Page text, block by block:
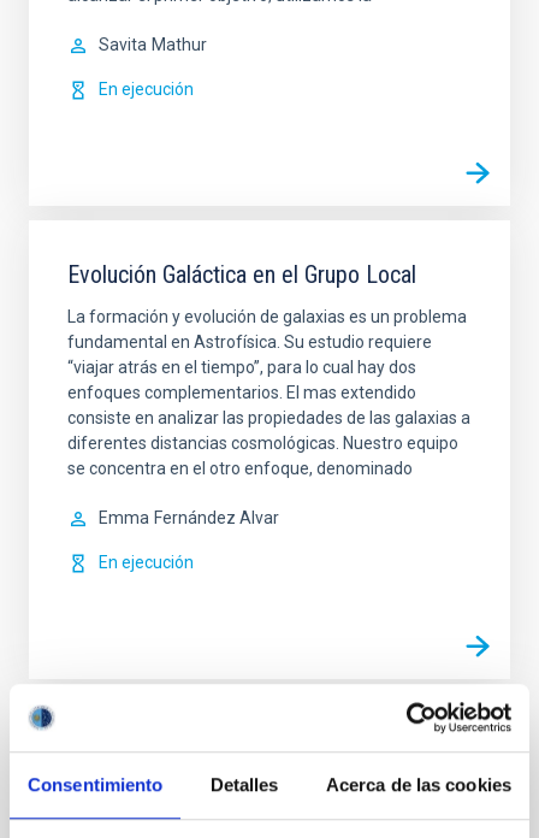
Consentimiento Detalles Acerca de las cookies
Savita Mathur
En ejecución
Evolución Galáctica en el Grupo Local
La formación y evolución de galaxias es un problema
fundamental en Astrofísica. Su estudio requiere
“viajar atrás en el tiempo”, para lo cual hay dos
enfoques complementarios. El mas extendido
consiste en analizar las propiedades de las galaxias a
diferentes distancias cosmológicas. Nuestro equipo
se concentra en el otro enfoque, denominado
Emma Fernández Alvar
En ejecución